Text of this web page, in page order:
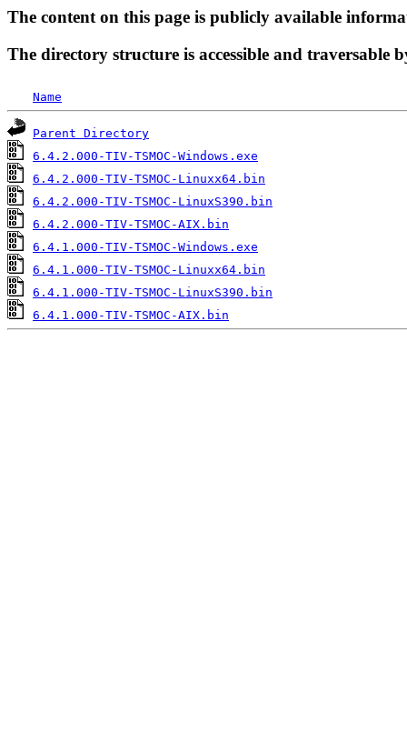
The content on this page is publicly available
The directory structure is accessible and traversable
Name
Parent Directory
6.4.2.000-TIV-TSMOC-Windows.exe
6.4.2.000-TIV-TSMOC-Linuxx64.bin
6.4.2.000-TIV-TSMOC-LinuxS390.bin
6.4.2.000-TIV-TSMOC-AIX.bin
6.4.1.000-TIV-TSMOC-Windows.exe
6.4.1.000-TIV-TSMOC-Linuxx64.bin
6.4.1.000-TIV-TSMOC-LinuxS390.bin
6.4.1.000-TIV-TSMOC-AIX.bin